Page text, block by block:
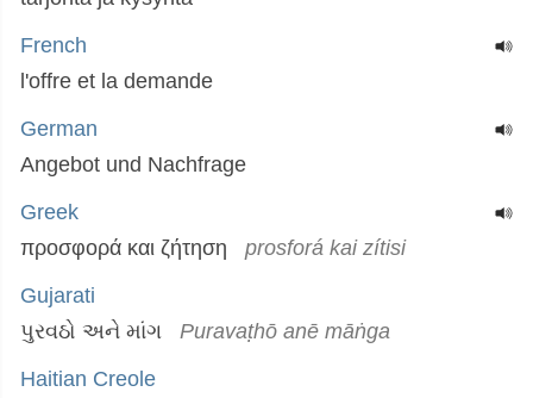
French
l'offre et la demande
German
Angebot und Nachfrage
Greek
προσφορά και ζήτηση
prosforá kai zítisi
Gujarati
પુરવઠો અને માંગ
Puravaṭhō anē māṅga
Haitian Creole